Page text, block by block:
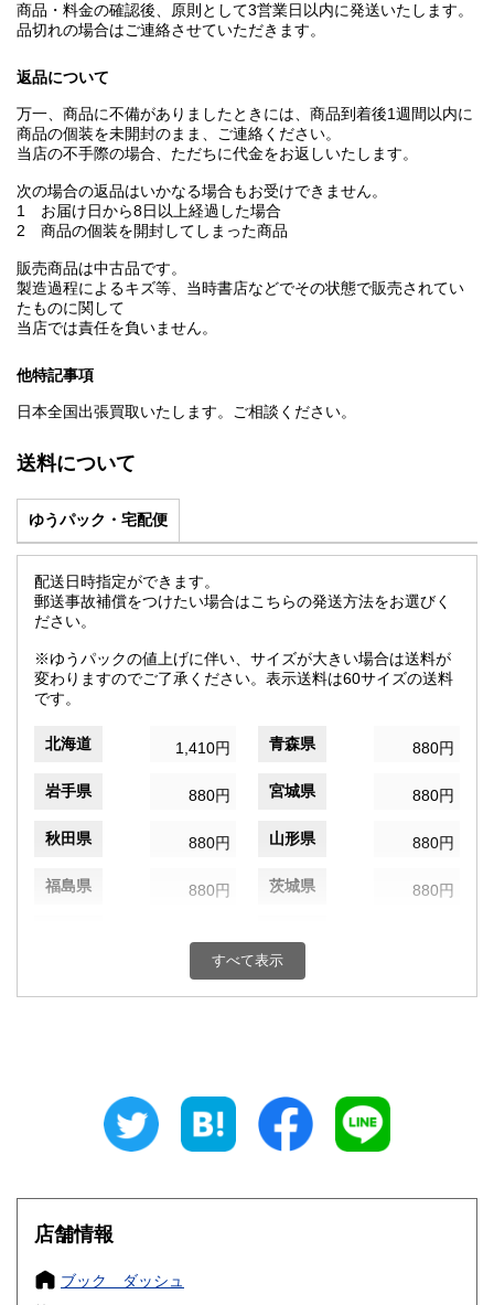
商品・料金の確認後、原則として3営業日以内に発送いたします。
品切れの場合はご連絡させていただきます。
返品について
万一、商品に不備がありましたときには、商品到着後1週間以内に
商品の個装を未開封のまま、ご連絡ください。
当店の不手際の場合、ただちに代金をお返しいたします。
次の場合の返品はいかなる場合もお受けできません。
1 お届け日から8日以上経過した場合
2 商品の個装を開封してしまった商品
販売商品は中古品です。
製造過程によるキズ等、当時書店などでその状態で販売されてい
たものに関して
当店では責任を負いません。
他特記事項
日本全国出張買取いたします。ご相談ください。
送料について
ゆうパック・宅配便
配送日時指定ができます。
郵送事故補償をつけたい場合はこちらの発送方法をお選びく
ださい。
※ゆうパックの値上げに伴い、サイズが大きい場合は送料が
変わりますのでご了承ください。表示送料は60サイズの送料
です。
北海道 1,410円 青森県 880円
岩手県 880円 宮城県 880円
秋田県 880円 山形県 880円
福島県 880円 茨城県 880円
880円 千葉県
880円 福井県
すべて表示
店舗情報
ブック ダッシュ